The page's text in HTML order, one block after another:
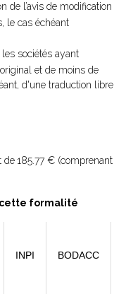
de l’avis de modification
le cas échéant
les sociétés ayant
et de moins de
d'une traduction libre
de185.77 € (comprenant
cette formalité
INPI BODACC